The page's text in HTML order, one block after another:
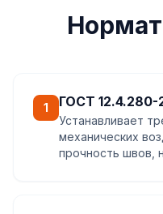
1 ГОСТ 12.4.280-
Устанавливает
механических
прочность швов,